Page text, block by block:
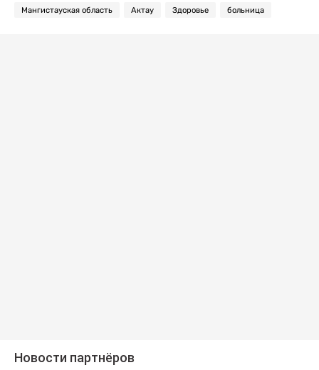
Мангистауская область Актау Здоровье больница